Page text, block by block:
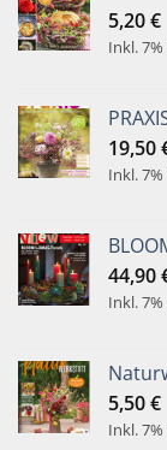
5,20€
Inkl.
19,50
Inkl.
44,90
Inkl.
5,50€
Inkl.